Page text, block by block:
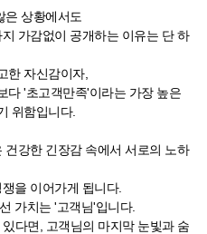
은 상황에서도
가감없이 공개하는 이유는 단 하
한 자신감이자,
다 '초고객만족'이라는 가장 높은
위함입니다.
강한 긴장감 속에서 서로의 노하
을 이어가게 됩니다.
가치는 '고객님'입니다.
다면, 고객님의 마지막 눈빛과 숨